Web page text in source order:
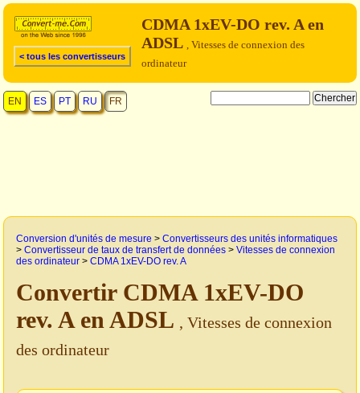
< tous les convertisseurs
CDMA 1xEV-DO rev. A en
ADSL , Vitesses de connexion des
ordinateur
EN ES PT RU FR
Conversion d'unités de mesure > Convertisseurs des unités informatiques
> Convertisseur de taux de transfert de données > Vitesses de connexion
des ordinateur > CDMA 1xEV-DO rev. A
Convertir CDMA 1xEV-DO
rev. A en ADSL , Vitesses de connexion
des ordinateur